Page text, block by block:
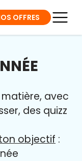
OFFRES
avec
des quizz
objectif :